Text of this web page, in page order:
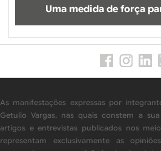
Uma medida de força
As manifestações expressas por
Getulio Vargas, nas quais constem a
artigos e entrevistas publicados nos
representam exclusivamente as